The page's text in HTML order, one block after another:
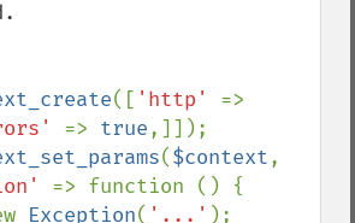
([ 'http' =>
=> true
($context,
=> function () {
Exception( '...' );